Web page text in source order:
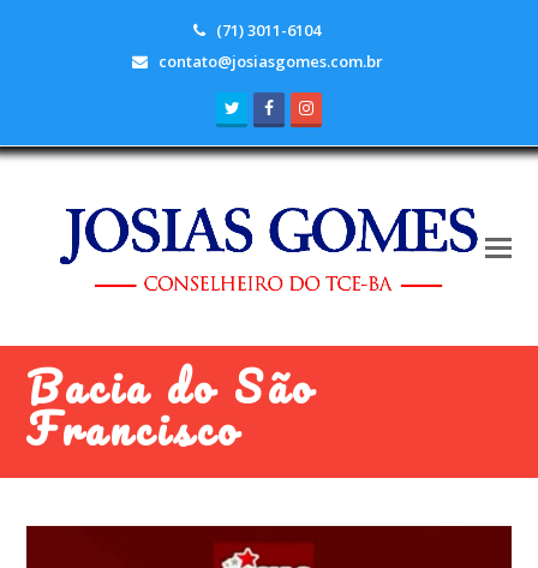
(71) 3011-6104
contato@josiasgomes.com.br
TwitterFacebook
Bacia do São
Francisco